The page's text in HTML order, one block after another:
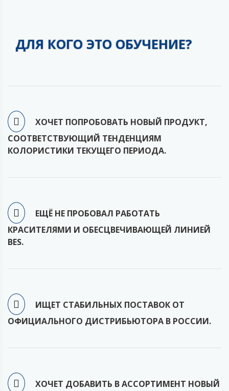
ДЛЯ КОГО ЭТО ОБУЧЕНИЕ?
ХОЧЕТ ПОПРОБОВАТЬ НОВЫЙ ПРОДУКТ,
СООТВЕТСТВУЮЩИЙ ТЕНДЕНЦИЯМ
КОЛОРИСТИКИ ТЕКУЩЕГО ПЕРИОДА.
ЕЩЁ НЕ ПРОБОВАЛ РАБОТАТЬ
КРАСИТЕЛЯМИ И ОБЕСЦВЕЧИВАЮЩЕЙ ЛИНИЕЙ
BES.
ИЩЕТ СТАБИЛЬНЫХ ПОСТАВОК ОТ
ОФИЦИАЛЬНОГО ДИСТРИБЬЮТОРА В РОССИИ.
ХОЧЕТ ДОБАВИТЬ В АССОРТИМЕНТ НОВЫЙ